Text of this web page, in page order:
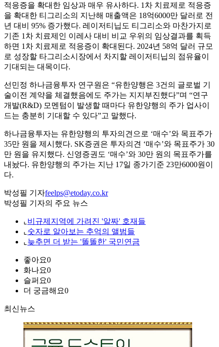
적응증을 확대한 임상과 매우 유사하다. 1차 치료제로 적응증
을 확대한 티그리소의 지난해 매출액은 18억6000만 달러로 전
년 대비 95% 증가했다. 레이저티닙도 티그리소와 마찬가지로
기존 1차 치료제인 이레사 대비 비교 우위의 임상결과를 획득
하면 1차 치료제로 적응증이 확대된다. 2024년 58억 달러 규모
로 성장할 타그리소시장에서 차지할 레이저티닙의 점유율이
기대되는 대목이다.
선민정 하나금융투자 연구원은 “유한양행은 3건의 글로벌 기
술이전 계약을 체결했음에도 주가는 지지부진했다”며 “연구
개발(R&D) 모멘텀이 발생할 때마다 유한양행의 주가 업사이
드는 충분히 기대할 수 있다”고 말했다.
하나금융투자는 유한양행의 투자의견으로 ‘매수’와 목표주가
35만 원을 제시했다. SK증권은 투자의견 ‘매수’와 목표주가 30
만 원을 유지했다. 신영증권도 ‘매수’와 30만 원의 목표주가를
내놨다. 유한양행의 주가는 지난 17일 종가기준 23만6000원이
다.
박성필 기자feelps@etoday.co.kr
박성필 기자의 주요 뉴스
⌞ 비규제지역에 가려진 '알짜' 호재들
⌞ 숫자로 알아보는 추억의 앨범들
⌞ 늦추면 더 받는 '똘똘한' 국민연금
좋아요0
화나요0
슬퍼요0
더 궁금해요0
최신뉴스